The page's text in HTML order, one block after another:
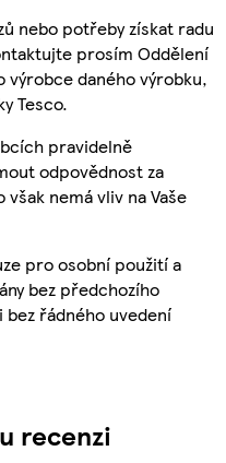
nebo potřeby získat radu
prosím Oddělení
výrobce daného výrobku,
Tesco.
pravidelně
odpovědnost za
nemá vliv na Vaše
pro osobní použití a
bez předchozího
bez řádného uvedení
recenzi